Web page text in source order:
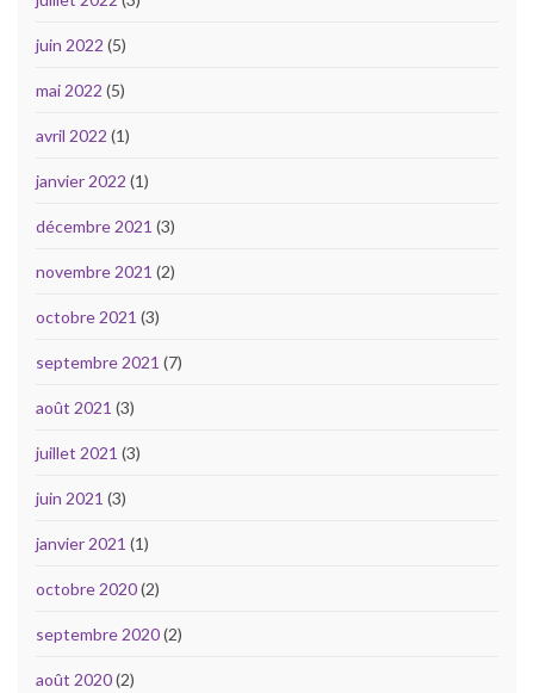
juin 2022 (5)
mai 2022 (5)
avril 2022 (1)
janvier 2022 (1)
décembre 2021 (3)
novembre 2021 (2)
octobre 2021 (3)
septembre 2021 (7)
août 2021 (3)
juillet 2021 (3)
juin 2021 (3)
janvier 2021 (1)
octobre 2020(2)
septembre 2020(2)
août 2020(2)